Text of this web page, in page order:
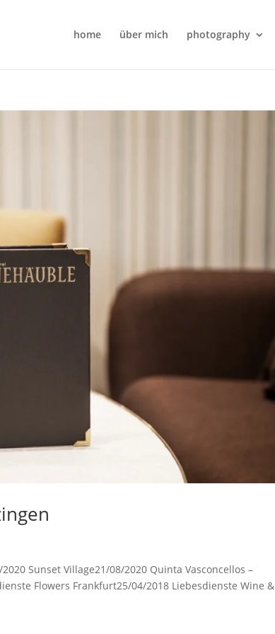
home über mich photography
Sunset Village21/08/2020 Quinta Vasconcellos –
Flowers Frankfurt25/04/2018 Liebesdienste Wine &